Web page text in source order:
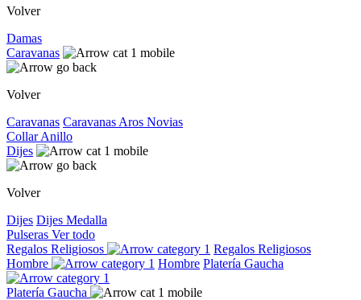
Volver
Damas
Caravanas
Volver
Caravanas Caravanas Aros Novias
CollarAnillo
Dijes
Volver
Dijes Dijes Medalla
Pulseras Ver todo
Regalos Religiosos
Regalos Religiosos
Hombre
Hombre Platería Gaucha
Platería Gaucha